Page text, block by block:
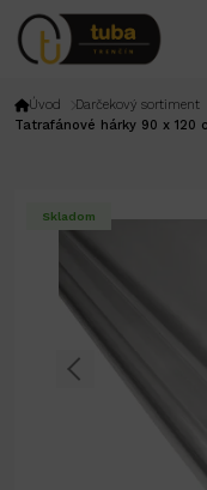
Úvod Darčekový sortiment
Tatrafánové hárky 90 x 120
Skladom